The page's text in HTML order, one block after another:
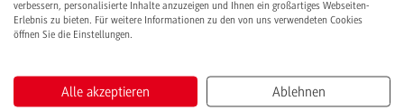
verbessern, personalisierte Inhalte anzuzeigen und Ihnen ein großartiges Webseiten-
Erlebnis zu bieten. Für weitere Informationen zu den von uns verwendeten Cookies
öffnen Sie die Einstellungen.
Alle akzeptieren Ablehnen